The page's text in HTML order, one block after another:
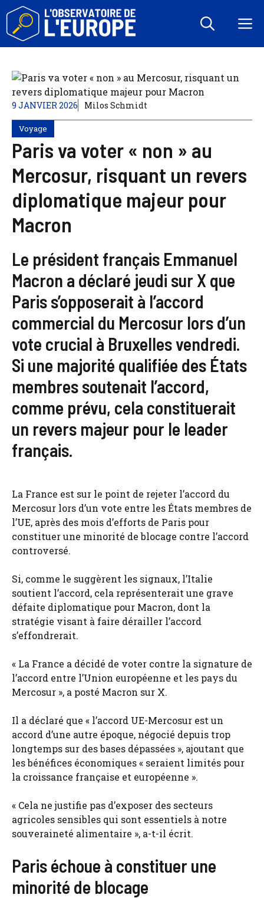
Aller
contenu
9 JANVIER 2026 Milos Schmidt
Voyage
Paris va voter « non » au
Mercosur, risquant un revers
diplomatique majeur pour
Macron
Le président français Emmanuel
Macron a déclaré jeudi sur X que
Paris s’opposerait à l’accord
commercial du Mercosur lors d’un
vote crucial à Bruxelles vendredi.
Si une majorité qualifiée des États
membres soutenait l’accord,
comme prévu, cela constituerait
un revers majeur pour le leader
français.
La France est sur le point de rejeter l’accord du
Mercosur lors d’un vote entre les États membres de
l’UE, après des mois d’efforts de Paris pour
constituer une minorité de blocage contre l’accord
controversé.
Si, comme le suggèrent les signaux, l’Italie
soutient l’accord, cela représenterait une grave
défaite diplomatique pour Macron, dont la
stratégie visant à faire dérailler l’accord
s’effondrerait.
« La France a décidé de voter contre la signature de
l’accord entre l’Union européenne et les pays du
Mercosur », a posté Macron sur X.
Il a déclaré que « l’accord UE-Mercosur est un
accord d’une autre époque, négocié depuis trop
longtemps sur des bases dépassées », ajoutant que
les bénéfices économiques « seraient limités pour
la croissance française et européenne ».
« Cela ne justifie pas d’exposer des secteurs
agricoles sensibles qui sont essentiels à notre
souveraineté alimentaire », a-t-il écrit.
Paris échoue à constituer une
minorité de blocage